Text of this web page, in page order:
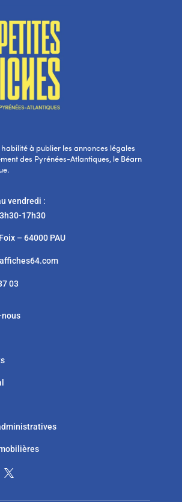
à publier les annonces légales
des Pyrénées-Atlantiques, le Béarn
vendredi :
17h30
– 64000 PAU
03
